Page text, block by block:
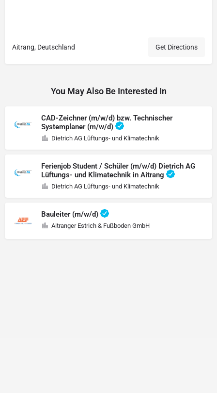
Aitrang, Deutschland Get Directions
You May Also Be Interested In
CAD-Zeichner (m/w/d) bzw. Technischer
Systemplaner (m/w/d)
Dietrich AG Lüftungs- und Klimatechnik
Ferienjob Student / Schüler (m/w/d) Dietrich AG
Lüftungs- und Klimatechnik in Aitrang
Dietrich AG Lüftungs- und Klimatechnik
Bauleiter (m/w/d)
Aitranger Estrich & Fußboden GmbH